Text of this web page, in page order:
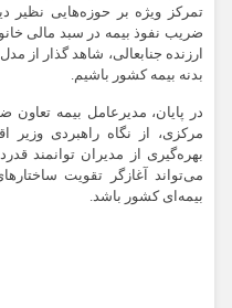
تمرکز ویژه بر حوزه‌هایی نظیر
ضریب نفوذ بیمه در سبد مالی
ارزنده جنابعالی، شاهد گذار
بدنه بیمه کشور باشیم.
در پایان، مدیرعامل بیمه
مرکزی، از نگاه راهبردی
بهره‌گیری از مدیران توانمند
می‌تواند آغازگر تقویت
بیمه‌ای کشور باشد.